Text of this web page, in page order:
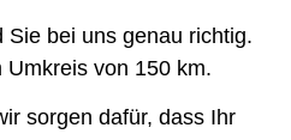
bei uns genau richtig.
von 150 km.
sorgen dafür, dass Ihr